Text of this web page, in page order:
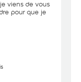
viens de vous
pour que je